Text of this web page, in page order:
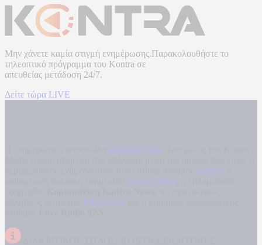
Μην χάνετε καμία στιγμή ενημέρωσης.Παρακολουθήστε το
τηλεοπτικό πρόγραμμα του Kontra σε
απευθείας μετάδοση 24/7.
Δείτε τώρα LIVE
kontranews.gr
Kontra
Kontra News
Filathlos.gr